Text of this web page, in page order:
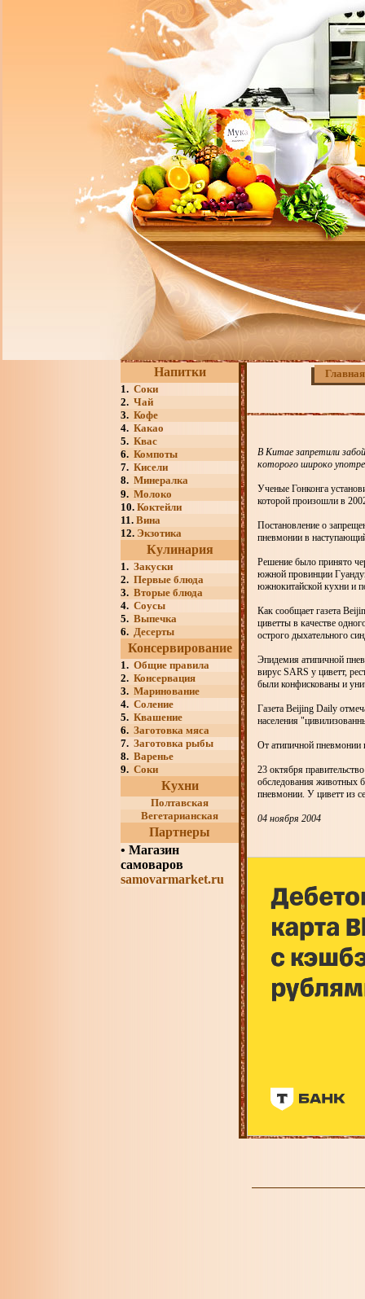
Напитки
1. Соки
2. Чай
3. Кофе
4. Какао
5. Квас
6. Компоты
7. Кисели
8. Минералка
9. Молоко
10. Коктейли
11. Вина
12. Экзотика
Кулинария
1. Закуски
2. Первые блюда
3. Вторые блюда
4. Соусы
5. Выпечка
6. Десерты
Консервирование
1. Общие правила
2. Консервация
3. Маринование
4. Соление
5. Квашение
6. Заготовка мяса
7. Заготовка рыбы
8. Варенье
9. Соки
Кухни
Полтавская
Вегетарианская
Партнеры
• Магазин
самоваров
samovarmarket.ru
Главная
В Китае запретили
которого широко
Ученые Гонконга
которой произошли в
Постановление о
пневмонии в
Решение было принято
южной провинции
южнокитайской кухни и
Как сообщает газета
циветты в качестве
острого дыхательного
Эпидемия атипичной
вирус SARS у циветт,
были конфискованы и
Газета Beijing Daily
населения
От атипичной пневмонии
23 октября
обследования животных
пневмонии. У циветт из
04 ноября 2004